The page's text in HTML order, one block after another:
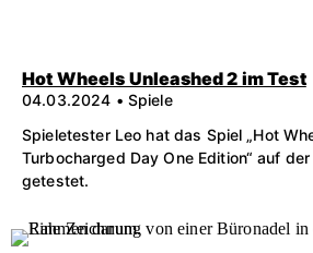
Hot Wheels Unleashed 2 im Test
04.03.2024 • Spiele
Spieletester Leo hat das Spiel „Hot
Turbocharged Day One Edition“ auf
getestet.